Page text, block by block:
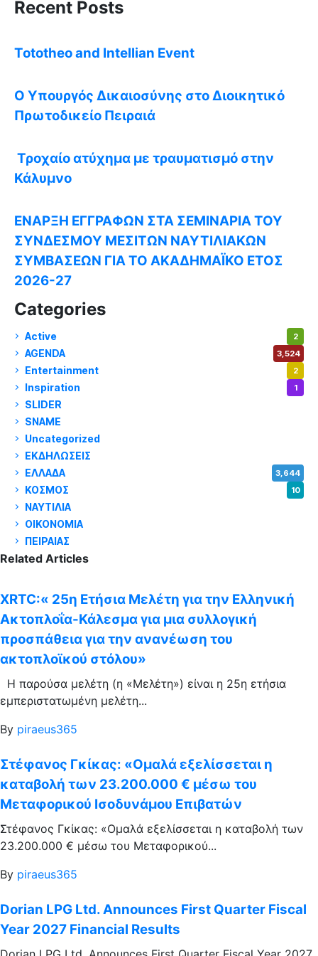
Recent Posts
Tototheo and Intellian Event
Ο Υπουργός Δικαιοσύνης στο Διοικητικό
Πρωτοδικείο Πειραιά
Τροχαίο ατύχημα με τραυματισμό στην
Κάλυμνο
ΕΝΑΡΞΗ ΕΓΓΡΑΦΩΝ ΣΤΑ ΣΕΜΙΝΑΡΙΑ ΤΟΥ
ΣΥΝΔΕΣΜΟΥ ΜΕΣΙΤΩΝ ΝΑΥΤΙΛΙΑΚΩΝ
ΣΥΜΒΑΣΕΩΝ ΓΙΑ ΤΟ ΑΚΑΔΗΜΑΪΚΟ ΕΤΟΣ
2026-27
Categories
Active 2
AGENDA 3,524
Entertainment 2
Inspiration 1
SLIDER
SNAME
Uncategorized
ΕΚΔΗΛΩΣΕΙΣ
ΕΛΛΑΔΑ 3,644
ΚΟΣΜΟΣ 10
ΝΑΥΤΙΛΙΑ
ΟΙΚΟΝΟΜΙΑ
ΠΕΙΡΑΙΑΣ
Related Articles
XRTC:« 25η Ετήσια Μελέτη για την Ελληνική
Ακτοπλοΐα-Κάλεσμα για μια συλλογική
προσπάθεια για την ανανέωση του
ακτοπλοϊκού στόλου»
Η παρούσα μελέτη (η «Μελέτη») είναι η 25η ετήσια
εμπεριστατωμένη μελέτη...
By piraeus365
Στέφανος Γκίκας: «Ομαλά εξελίσσεται η
καταβολή των 23.200.000 € μέσω του
Μεταφορικού Ισοδυνάμου Επιβατών
Στέφανος Γκίκας: «Ομαλά εξελίσσεται η καταβολή των
23.200.000 € μέσω του Μεταφορικού...
By piraeus365
Dorian LPG Ltd. Announces First Quarter Fiscal
Year 2027 Financial Results